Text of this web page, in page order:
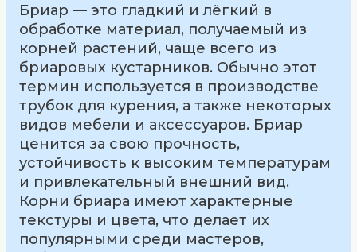
Бриар — это гладкий и лёгкий в
обработке материал, получаемый из
корней растений, чаще всего из
бриаровых кустарников. Обычно этот
термин используется в производстве
трубок для курения, а также некоторых
видов мебели и аксессуаров. Бриар
ценится за свою прочность,
устойчивость к высоким температурам
и привлекательный внешний вид.
Корни бриара имеют характерные
текстуры и цвета, что делает их
популярными среди мастеров,